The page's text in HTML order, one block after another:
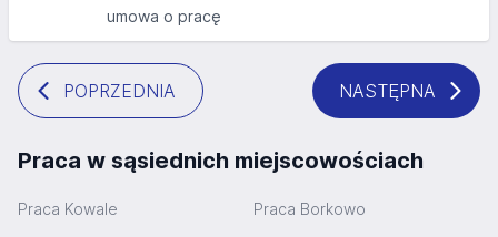
umowa o pracę
POPRZEDNIA NASTĘPNA
Praca w sąsiednich miejscowościach
Praca Kowale Praca Borkowo